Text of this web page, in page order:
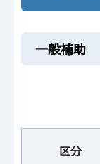
一般補助
区分